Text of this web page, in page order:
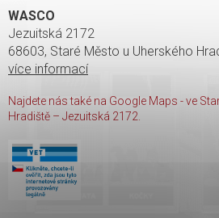
WASCO
Jezuitská 2172
68603, Staré Město u Uherského
více informací
Najdete nás také na Google Maps - ve
Hradiště – Jezuitská 2172.